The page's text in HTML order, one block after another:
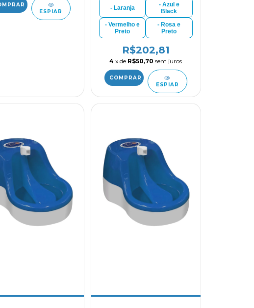
ESPIAR
- Laranja
- Azul e
Black
- Vermelho e
Preto
- Rosa e
Preto
R$202,81
4 x de R$50,70 sem juros
ESPIAR